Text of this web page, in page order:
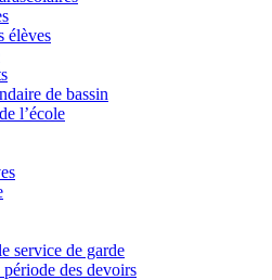
élèves
de bassin
l’école
service de garde
des devoirs